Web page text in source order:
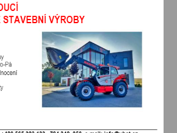
ploty
koncerty ve Stromovce: Rufus Miller
7. 2026